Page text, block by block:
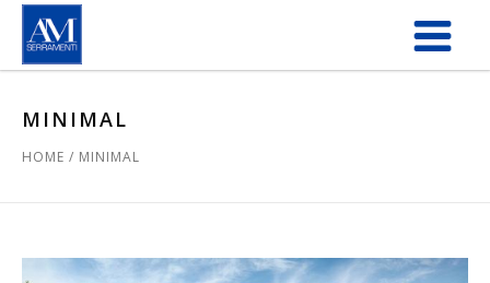
Salta al contenuto principale
MINIMAL
HOME / MINIMAL